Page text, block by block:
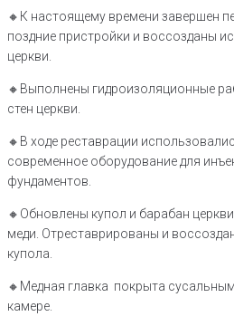
🔸️К настоящему времени завершен
поздние пристройки и воссозданы
церкви.
🔸️Выполнены гидроизоляционные
стен церкви.
🔸️В ходе реставрации
современное оборудование для
фундаментов.
🔸️Обновлены купол и барабан
меди. Отреставрированы и
купола.
🔸️Медная главка покрыта
камере.